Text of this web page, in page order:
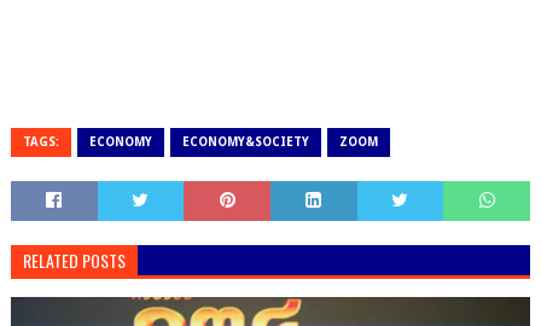
TAGS: ECONOMY ECONOMY&SOCIETY ZOOM
RELATED POSTS